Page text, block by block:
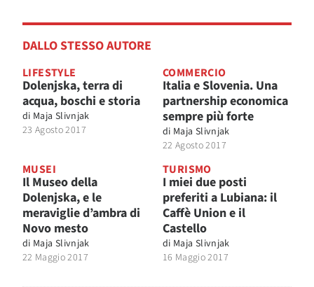
DALLO STESSO AUTORE
LIFESTYLE
Dolenjska, terra di
acqua, boschi e storia
di Maja Slivnjak
23 Agosto 2017
COMMERCIO
Italia e Slovenia. Una
partnership economica
sempre più forte
di Maja Slivnjak
22 Agosto 2017
MUSEI
Il Museo della
Dolenjska, e le
meraviglie d’ambra di
Novo mesto
di Maja Slivnjak
22 Maggio 2017
TURISMO
I miei due posti
preferiti a Lubiana: il
Caffè Union e il
Castello
di Maja Slivnjak
16 Maggio 2017